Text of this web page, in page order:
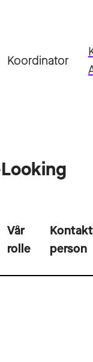
Koordinator
Vår
rolle
person